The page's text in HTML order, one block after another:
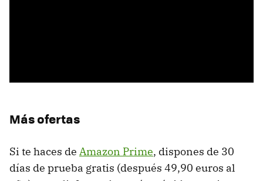
Más ofertas
Si te haces de Amazon Prime, dispones de 30
días de prueba gratis (después 49,90 euros al